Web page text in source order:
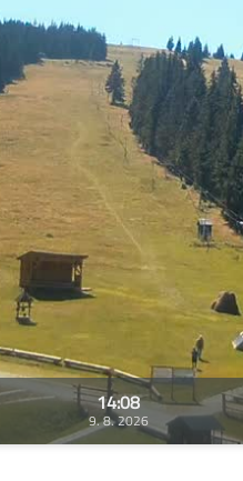
14:08
9. 8. 2026